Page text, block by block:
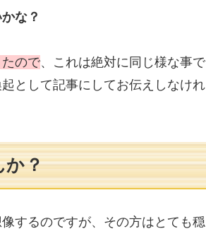
な？
ので、これは絶対に同じ様な事で
として記事にしてお伝えしなけれ
か？
するのですが、その方はとても穏